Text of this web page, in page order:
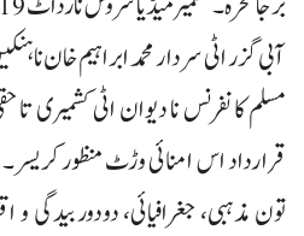
آبی گزر اٹی سردار محمد ابراہیم خان
مسلم کانفرنس نا دیوان اٹی کشمیری تا
قرارداد اس امنائی وڑٹ منظور
تون مذہبی، جغرافیائی، دودوربیدگی